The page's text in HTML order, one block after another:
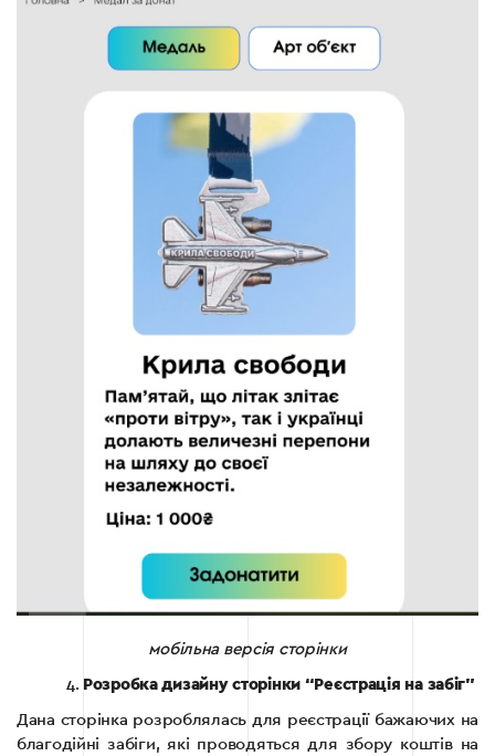
мобільна версія сторінки
Розробка дизайну сторінки “Реєстрація на забіг”
Дана сторінка розроблялась для реєстрації бажаючих на
благодійні забіги, які проводяться для збору коштів на